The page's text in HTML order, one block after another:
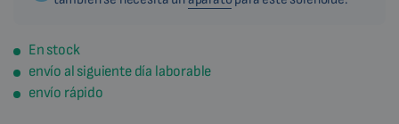
En stock
envío al siguiente día laborable
envío rápido